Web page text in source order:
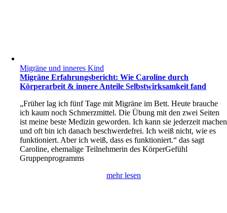
Migräne und inneres Kind
Migräne Erfahrungsbericht: Wie Caroline durch
Körperarbeit & innere Anteile Selbstwirksamkeit fand
„Früher lag ich fünf Tage mit Migräne im Bett. Heute brauche
ich kaum noch Schmerzmittel. Die Übung mit den zwei Seiten
ist meine beste Medizin geworden. Ich kann sie jederzeit machen
und oft bin ich danach beschwerdefrei. Ich weiß nicht, wie es
funktioniert. Aber ich weiß, dass es funktioniert.“ das sagt
Caroline, ehemalige Teilnehmerin des KörperGefühl
Gruppenprogramms
mehr lesen